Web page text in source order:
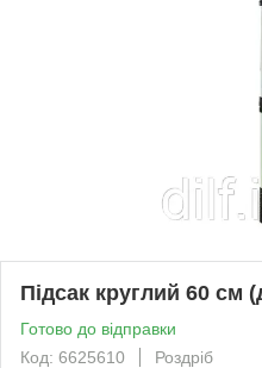
Підсак круглий 60 см
Готово до відправки
Код: 6625610
Роздріб